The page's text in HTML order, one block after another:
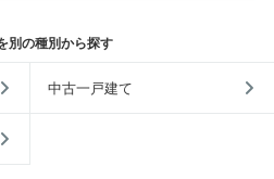
別の種別から探す
中古一戸建て